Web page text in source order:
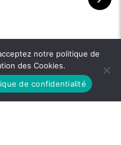
notre politique de
des Cookies.
de confidentialité